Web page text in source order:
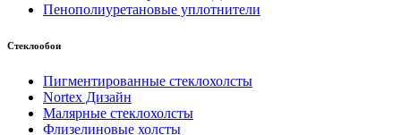
Пенополиуретановые уплотнители
Стеклообои
Пигментированные стеклохолсты
Nortex Дизайн
Малярные стеклохолсты
Флизелиновые холсты